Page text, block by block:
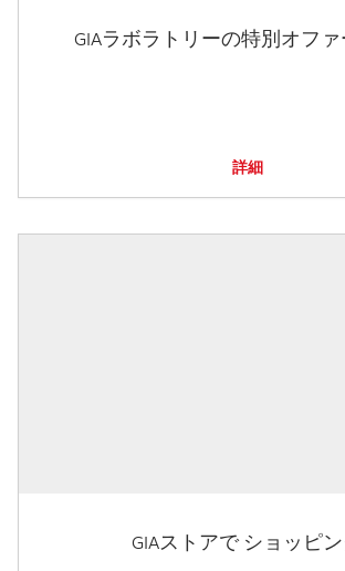
GIAラボラトリーの特別オフ
詳細
GIAストアで ショッピ